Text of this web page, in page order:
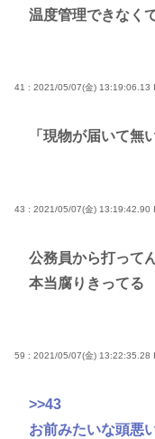
温度管理できなく
41 : 2021/05/07(金) 13:19:06.13
「現物が届いて無
43 : 2021/05/07(金) 13:19:42.90
公務員から打って
本当腐りきってる
59 : 2021/05/07(金) 13:22:35.28
>>43
お前みたいな頭悪